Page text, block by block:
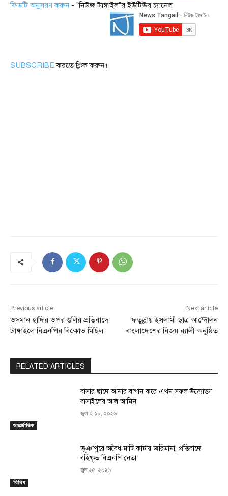
ফিডটি অনুসরণ করুন - "নিউজ টাঙ্গাইল"র ইউটিউব চ্যানেল
SUBSCRIBEকরতে ক্লিক করুন।
Previous article
ওসমান হাদির ওপর গুলির প্রতিবাদে
টাঙ্গাইলে বিএনপির বিক্ষোভ মিছিল
Next article
ফতুল্লায় ইসলামী ছাত্র আন্দোলন
বাংলাদেশের বিজয় র‍্যালী অনুষ্ঠিত
RELATED ARTICLES
আন্তর্জাতিক
বাসার ছাদে আনার বাগান করে এখন সফল উদ্যোক্তা
বাসাইলের আল আমিন
জুলাই ১৮, ২০২৬
বিবিধ
ভূঞাপুরে অবৈধ মাটি কাটায় জরিমানা, প্রতিবাদে
বহিষ্কৃত বিএনপি নেতা
জুন ২৫, ২০২৬